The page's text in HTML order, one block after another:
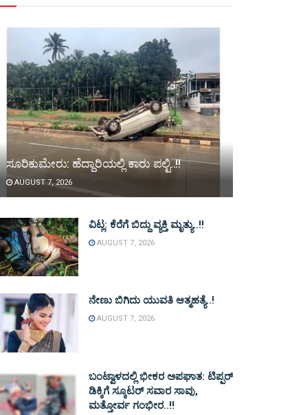
ಸೂರಿಕುಮೇರು: ಹೆದ್ದಾರಿಯಲ್ಲಿ ಕಾರು ಪಲ್ಟಿ..!!
AUGUST 7, 2026
ವಿಟ್ಲ: ಕೆರೆಗೆ ಬಿದ್ದು ವ್ಯಕ್ತಿ ಮೃತ್ಯು..!!
AUGUST 7, 2026
ನೇಣು ಬಿಗಿದು ಯುವತಿ ಆತ್ಮಹತ್ಯೆ..!
AUGUST 7, 2026
ಬಂಟ್ವಾಳದಲ್ಲಿ ಭೀಕರ ಅಪಘಾತ: ಟಿಪ್ಪರ್
ಡಿಕ್ಕಿಗೆ ಸ್ಕೂಟರ್ ಸವಾರ ಸಾವು,
ಮತ್ತೋರ್ವ ಗಂಭೀರ..!!